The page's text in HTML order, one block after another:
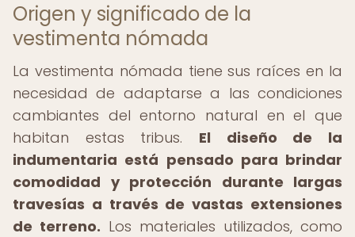
Origen y significado de la
vestimenta nómada
La vestimenta nómada tiene sus raíces en la
necesidad de adaptarse a las condiciones
cambiantes del entorno natural en el que
habitan estas tribus. El diseño de la
indumentaria está pensado para brindar
comodidad y protección durante largas
travesías a través de vastas extensiones
de terreno. Los materiales utilizados, como